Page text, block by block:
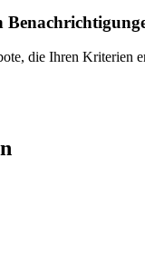
die Ihren Kriterien